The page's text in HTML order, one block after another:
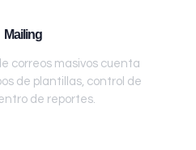
Mailing
correos masivos cuenta
de plantillas, control de
de reportes.